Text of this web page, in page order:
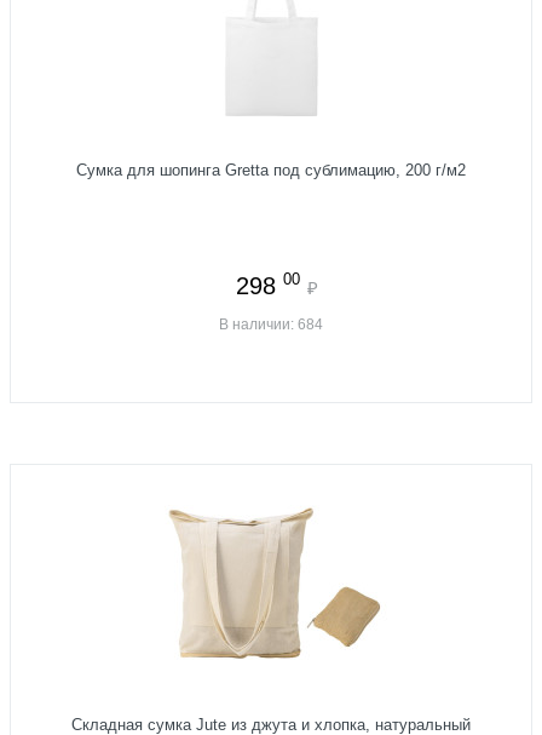
Сумка для шопинга Gretta под сублимацию, 200 г/м2
298 00 ₽
В наличии: 684
Складная сумка Jute из джута и хлопка, натуральный